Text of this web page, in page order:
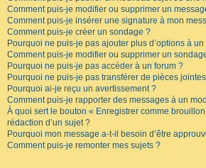
Comment puis-je modifier ou supprimer un
Comment puis-je insérer une signature à mon
Comment puis-je créer un sondage ?
Pourquoi ne puis-je pas ajouter plus d’options à
Comment puis-je modifier ou supprimer un
Pourquoi ne puis-je pas accéder à un forum ?
Pourquoi ne puis-je pas transférer de pièces
Pourquoi ai-je reçu un avertissement ?
Comment puis-je rapporter des messages à un
À quoi sert le bouton « Enregistrer comme
rédaction d’un sujet ?
Pourquoi mon message a-t-il besoin d’être
Comment puis-je remonter mes sujets ?